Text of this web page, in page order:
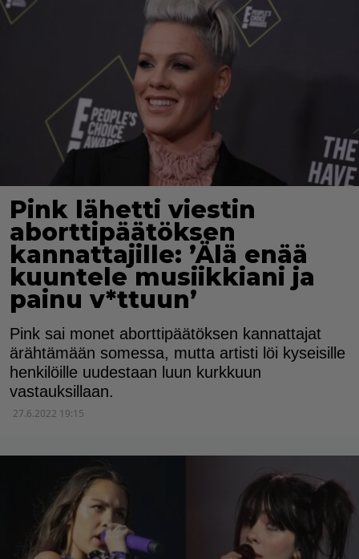
Pink lähetti viestin
aborttipäätöksen
kannattajille: ’Älä enää
kuuntele musiikkiani ja
painu v*ttuun’
Pink sai monet aborttipäätöksen kannattajat
ärähtämään somessa, mutta artisti löi kyseisille
henkilöille uudestaan luun kurkkuun
vastauksillaan.
27.6.2022 19:15